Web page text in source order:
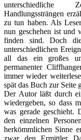
unterschiedliche
Handlungssträngen
zu tun haben. Als
nun geschehen ist und
finden sind. Doch
unterschiedlichen
all das ein großes
permanenter
immer wieder
spät das Buch zur Seite
Der Autor läßt durch
wiedergeben, so dass
was gerade geschieht.
den einzelnen
herkömmlichen Sinne
zwar den Ermittler